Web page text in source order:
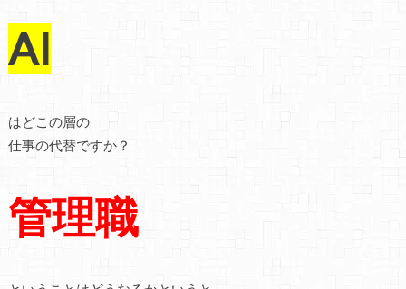
AI
はどこの層の
仕事の代替ですか？
管理職